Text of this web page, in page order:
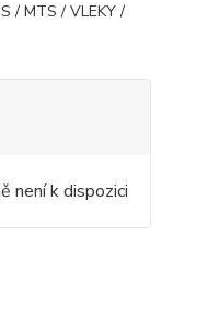
/ MTS / VLEKY /
není k dispozici